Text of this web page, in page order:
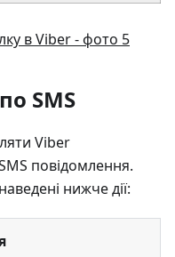
в Viber - фото 5
SMS
Viber
повідомлення.
нижче дії: